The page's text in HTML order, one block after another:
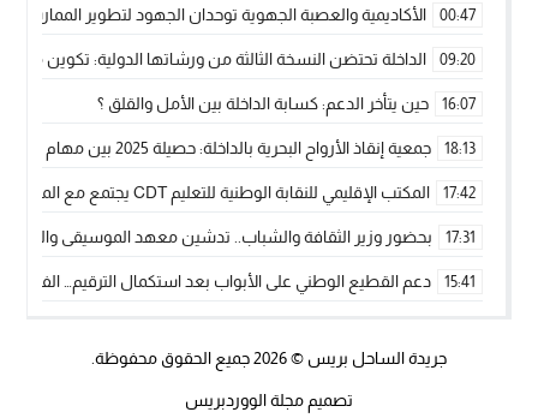
00:47 الأكاديمية والعصبة الجهوية توحدان الجهود لتطوير الممارسة
09:20 الداخلة تحتضن النسخة الثالثة من ورشاتها الدولية: تكوين
16:07 حين يتأخر الدعم: كسابة الداخلة بين الأمل والقلق ؟
18:13 جمعية إنقاذ الأرواح البحرية بالداخلة: حصيلة 2025 بين مهام الإنقاذ ومشروع “دار البحار”
17:42 المكتب الإقليمي للنقابة الوطنية للتعليم CDT يجتمع مع المدير الإقليمي لمناقشة ملفات جوهرية لنساء ورجال التعليم
17:31 بحضور وزير الثقافة والشباب.. تدشين معهد الموسيقى والفنون
15:41 دعم القطيع الوطني على الأبواب بعد استكمال الترقيم…
طائرات “لارام” تغيّر مسارها نحو الداخلة بسبب الغبار الكثيف
جريدة الساحل بريس © 2026 جميع الحقوق محفوظة.
تصميم مجلة الووردبريس